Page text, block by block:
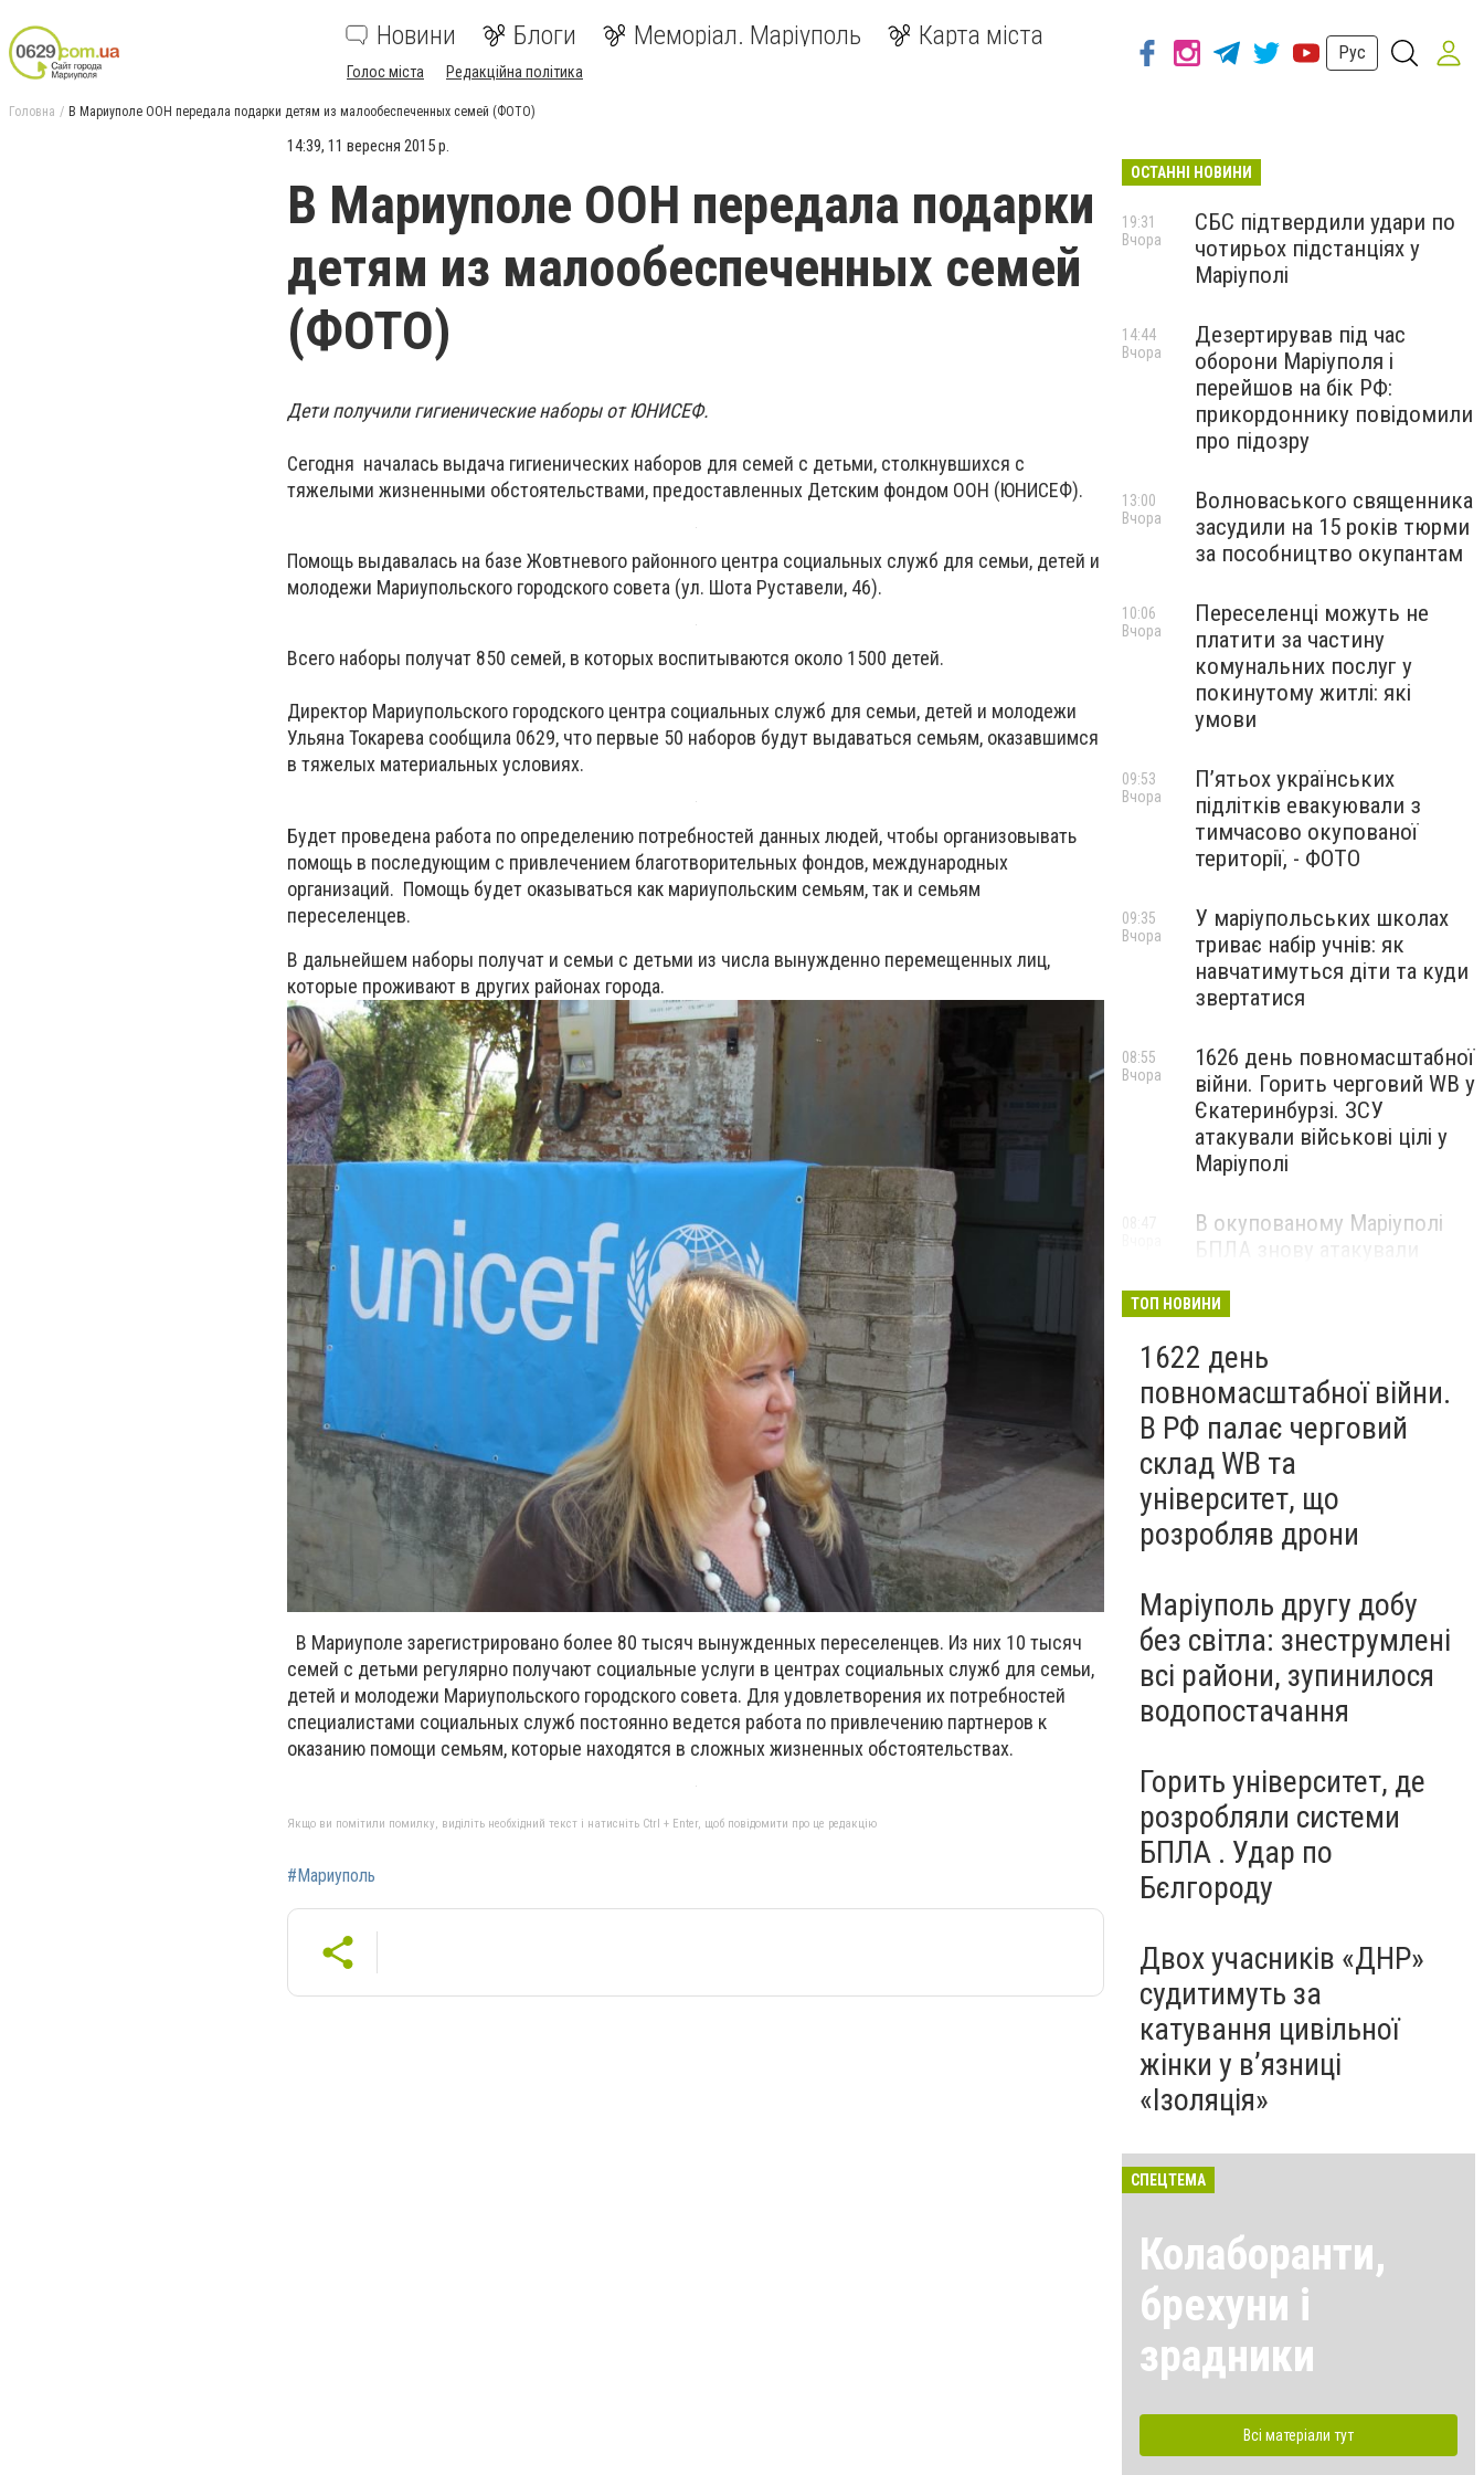
Новини Блоги Меморіал. Маріуполь Карта міста
Голос міста Редакційна політика
Рус
Головна В Мариуполе ООН передала подарки детям из малообеспеченных семей (ФОТО)
14:39, 11 вересня 2015 р.
В Мариуполе ООН передала подарки
детям из малообеспеченных семей
(ФОТО)
Дети получили гигиенические наборы от ЮНИСЕФ.
Сегодня началась выдача гигиенических наборов для семей с детьми, столкнувшихся с
тяжелыми жизненными обстоятельствами, предоставленных Детским фондом ООН (ЮНИСЕФ).
Помощь выдавалась на базе Жовтневого районного центра социальных служб для семьи, детей и
молодежи Мариупольского городского совета (ул. Шота Руставели, 46).
Всего наборы получат 850 семей, в которых воспитываются около 1500 детей.
Директор Мариупольского городского центра социальных служб для семьи, детей и молодежи
Ульяна Токарева сообщила 0629, что первые 50 наборов будут выдаваться семьям, оказавшимся
в тяжелых материальных условиях.
Будет проведена работа по определению потребностей данных людей, чтобы организовывать
помощь в последующим с привлечением благотворительных фондов, международных
организаций. Помощь будет оказываться как мариупольским семьям, так и семьям
переселенцев.
В дальнейшем наборы получат и семьи с детьми из числа вынужденно перемещенных лиц,
которые проживают в других районах города.
В Мариуполе зарегистрировано более 80 тысяч вынужденных переселенцев. Из них 10 тысяч
семей с детьми регулярно получают социальные услуги в центрах социальных служб для семьи,
детей и молодежи Мариупольского городского совета. Для удовлетворения их потребностей
специалистами социальных служб постоянно ведется работа по привлечению партнеров к
оказанию помощи семьям, которые находятся в сложных жизненных обстоятельствах.
Якщо ви помітили помилку, виділіть необхідний текст і натисніть Ctrl + Enter, щоб повідомити про це редакцію
#Мариуполь
ОСТАННІ НОВИНИ
СБС підтвердили удари по
чотирьох підстанціях у
Маріуполі
19:31
Вчора
Дезертирував під час
оборони Маріуполя і
перейшов на бік РФ:
прикордоннику повідомили
про підозру
14:44
Вчора
Волноваського священника
засудили на 15 років тюрми
за пособництво окупантам
13:00
Вчора
Переселенці можуть не
платити за частину
комунальних послуг у
покинутому житлі: які
умови
10:06
Вчора
П’ятьох українських
підлітків евакуювали з
тимчасово окупованої
території, - ФОТО
09:53
Вчора
У маріупольських школах
триває набір учнів: як
навчатимуться діти та куди
звертатися
09:35
Вчора
1626 день повномасштабної
війни. Горить черговий WB у
Єкатеринбурзі. ЗСУ
атакували військові цілі у
Маріуполі
08:55
Вчора
В окупованому Маріуполі
БПЛА знову атакували
— ВІДЕО
ТОП НОВИНИ
1622 день
повномасштабної війни.
В РФ палає черговий
склад WB та
університет, що
розробляв дрони
Маріуполь другу добу
без світла: знеструмлені
всі райони, зупинилося
водопостачання
Горить університет, де
розробляли системи
БПЛА . Удар по
Бєлгороду
Двох учасників «ДНР»
судитимуть за
катування цивільної
жінки у в’язниці
«Ізоляція»
СПЕЦТЕМА
Колаборанти,
брехуни і
зрадники
Всі матеріали тут